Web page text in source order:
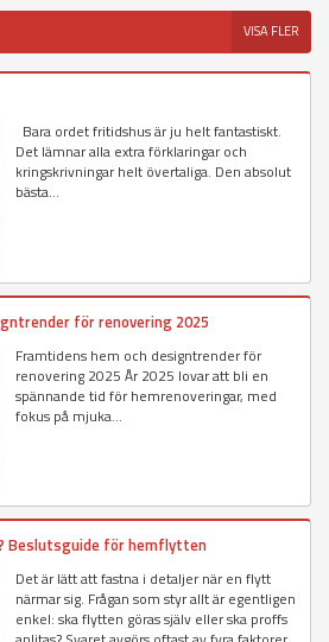
VISA FLER
Bara ordet fritidshus är ju helt fantastiskt.
Det lämnar alla extra förklaringar och
kringskrivningar helt övertaliga. Den absolut
bästa...
för renovering 2025
Framtidens hem och designtrender för
renovering 2025 År 2025 lovar att bli en
spännande tid för hemrenoveringar, med
fokus på mjuka...
för hemflytten
Det är lätt att fastna i detaljer när en flytt
närmar sig. Frågan som styr allt är egentligen
enkel: ska flytten göras själv eller ska proffs